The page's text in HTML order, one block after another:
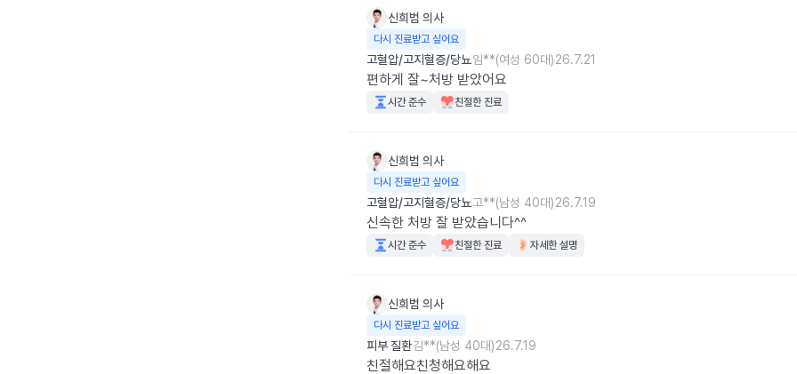
신희범 의사
다시 진료받고 싶어요
고혈압/고지혈증/당뇨임**(여성 60대)26.7.21
편하게 잘~처방 받았어요
시간 준수 친절한 진료
신희범 의사
다시 진료받고 싶어요
고혈압/고지혈증/당뇨고**(남성 40대)26.7.19
신속한 처방 잘 받았습니다^^
시간 준수 친절한 진료 자세한 설명
신희범 의사
다시 진료받고 싶어요
피부 질환김**(남성 40대)26.7.19
친절해요친청해요해요